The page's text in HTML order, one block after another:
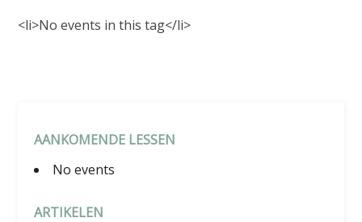
<li>No events in this tag</li>
AANKOMENDE LESSEN
No events
ARTIKELEN